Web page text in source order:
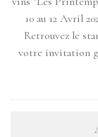
10 au 12 Avril
Retrouvez le
votre invitation